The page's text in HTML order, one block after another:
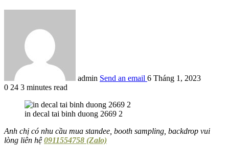
admin Send an email 6 Tháng 1, 2023
0 24 3 minutes read
in decal tai binh duong 2669 2
Anh chị có nhu cầu mua standee, booth sampling, backdrop vui
lòng liên hệ0911554758 (Zalo)